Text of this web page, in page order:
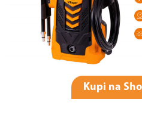
Kupi na